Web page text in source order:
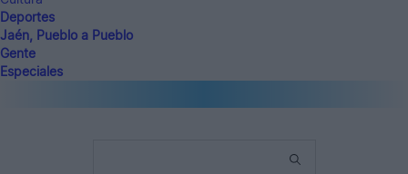
Deportes
Jaén, Pueblo a Pueblo
Gente
Especiales